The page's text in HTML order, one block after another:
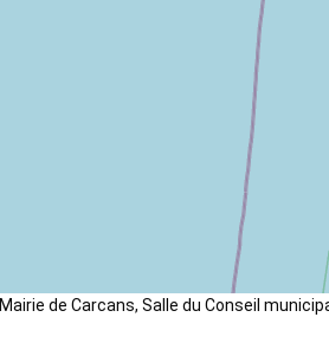
Mairie de Carcans, Salle du Conseil